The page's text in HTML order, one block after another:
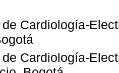
Cardiología-
Cardiología-